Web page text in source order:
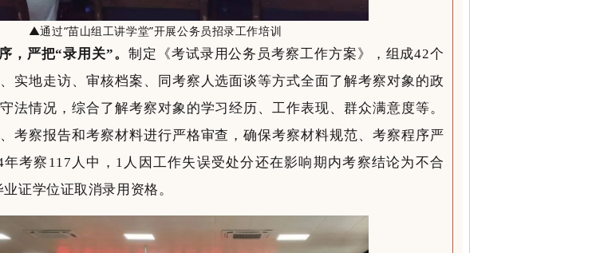
▲通过“苗山组工讲学堂”开展公务员招录工作培训
，严把“录用关”。 制定《考试录用公务员考察工作方案》，组成42个
实地走访、审核档案、同考察人选面谈等方式全面了解考察对象的政
法情况，综合了解考察对象的学习经历、工作表现、群众满意度等。
考察报告和考察材料进行严格审查，确保考察材料规范、考察程序严
考察117人中，1人因工作失误受处分还在影响期内考察结论为不合
证学位证取消录用资格。